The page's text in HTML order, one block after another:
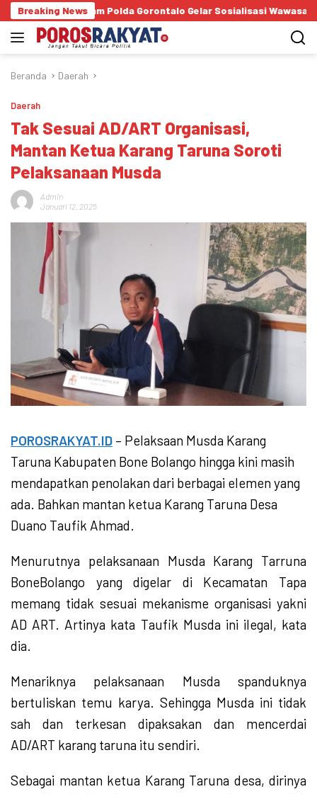
Langsung
ke
konten
Breaking News
Polda Gorontalo Gelar Sosialisasi Wawasan Kebangsaan di
Beranda Daerah
Daerah
Tak Sesuai AD/ART Organisasi,
Mantan Ketua Karang Taruna Soroti
Pelaksanaan Musda
Admin
Januari 12, 2025
POROSRAKYAT.ID – Pelaksaan Musda Karang
Taruna Kabupaten Bone Bolango hingga kini masih
mendapatkan penolakan dari berbagai elemen yang
ada. Bahkan mantan ketua Karang Taruna Desa
Duano Taufik Ahmad.
Menurutnya pelaksanaan Musda Karang Tarruna
BoneBolango yang digelar di Kecamatan Tapa
memang tidak sesuai mekanisme organisasi yakni
AD ART. Artinya kata Taufik Musda ini ilegal, kata
dia.
Menariknya pelaksanaan Musda spanduknya
bertuliskan temu karya. Sehingga Musda ini tidak
sah dan terkesan dipaksakan dan mencerdai
AD/ART karang taruna itu sendiri.
Sebagai mantan ketua Karang Taruna desa, dirinya